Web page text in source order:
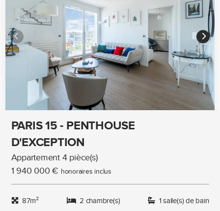
PARIS 15 - PENTHOUSE
D'EXCEPTION
Appartement 4 pièce(s)
1 940 000 € honoraires inclus
87m² 2 chambre(s) 1 salle(s) de bain